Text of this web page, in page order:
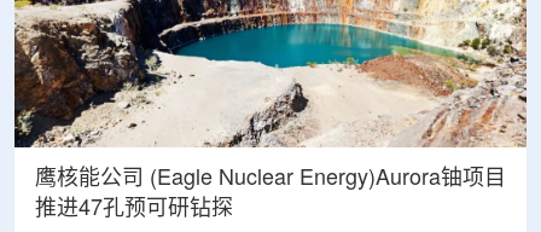
鹰核能公司 (Eagle Nuclear Energy)Aurora铀项目
推进47孔预可研钻探